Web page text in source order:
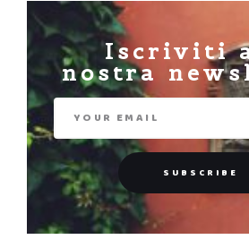
Iscriviti
nostra